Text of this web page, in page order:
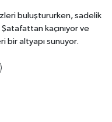
buluştururken, sadelik
kaçınıyor ve
bir altyapı sunuyor.